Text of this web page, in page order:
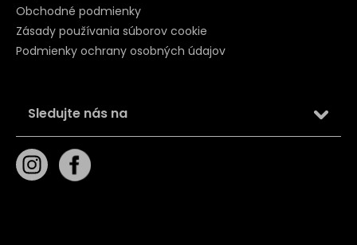
Obchodné podmienky
Zásady používania súborov cookie
Podmienky ochrany osobných údajov
Sledujte nás na